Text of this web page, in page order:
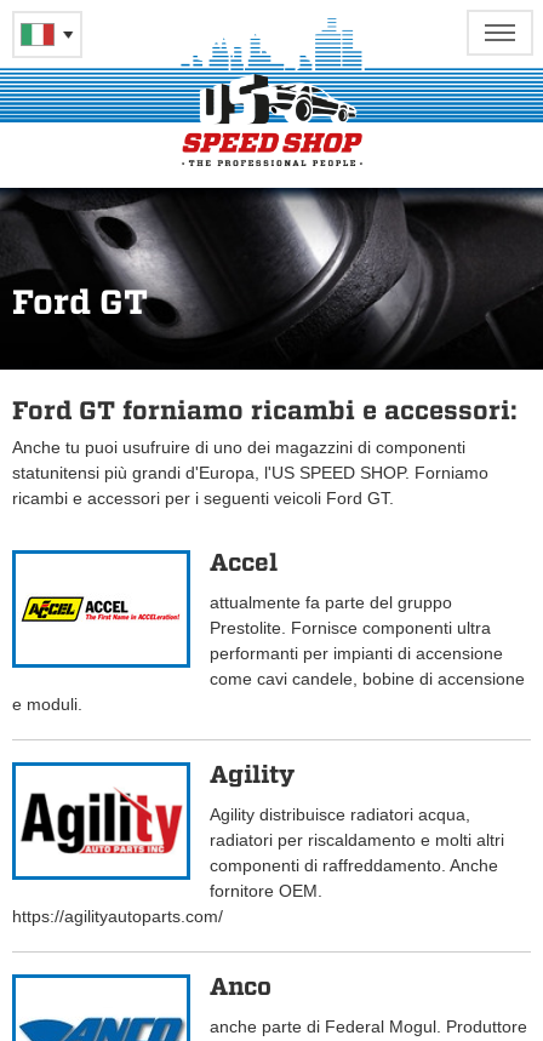
Ford GT
Ford GT forniamo ricambi e accessori:
Anche tu puoi usufruire di uno dei magazzini di componenti
statunitensi più grandi d'Europa, l'US SPEED SHOP. Forniamo
ricambi e accessori per i seguenti veicoli Ford GT.
Accel
attualmente fa parte del gruppo
Prestolite. Fornisce componenti ultra
performanti per impianti di accensione
come cavi candele, bobine di accensione
e moduli.
Agility
Agility distribuisce radiatori acqua,
radiatori per riscaldamento e molti altri
componenti di raffreddamento. Anche
fornitore OEM.
https://agilityautoparts.com/
Anco
anche parte di Federal Mogul. Produttore